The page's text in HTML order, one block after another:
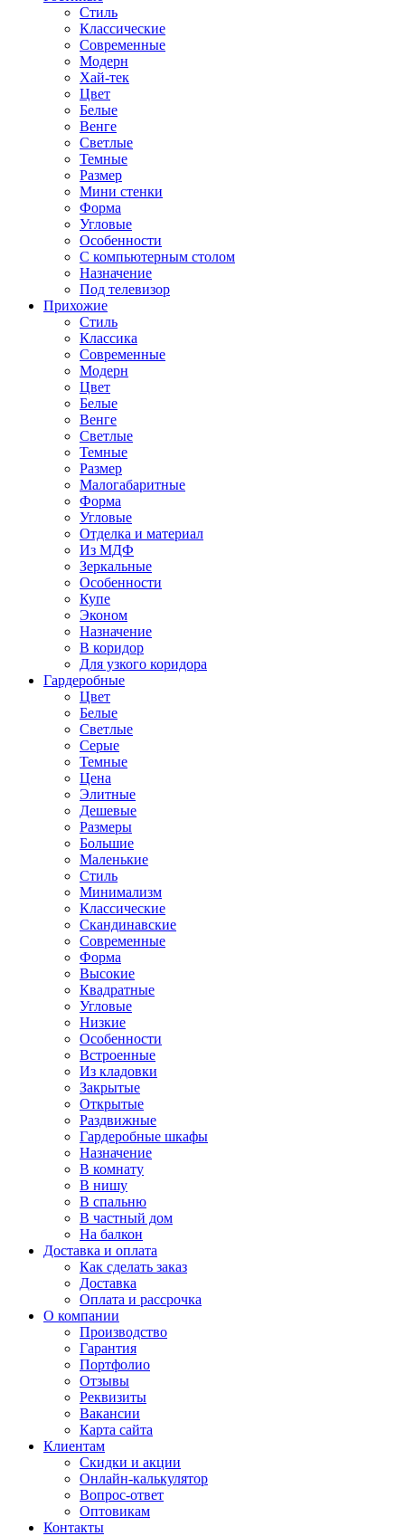
Стиль
Классические
Современные
Модерн
Хай-тек
Цвет
Белые
Венге
Светлые
Темные
Размер
Мини стенки
Форма
Угловые
Особенности
С компьютерным столом
Назначение
Под телевизор
Прихожие
Стиль
Классика
Современные
Модерн
Цвет
Белые
Венге
Светлые
Темные
Размер
Малогабаритные
Форма
Угловые
Отделка и материал
Из МДФ
Зеркальные
Особенности
Купе
Эконом
Назначение
В коридор
Для узкого коридора
Гардеробные
Цвет
Белые
Светлые
Серые
Темные
Цена
Элитные
Дешевые
Размеры
Большие
Маленькие
Стиль
Минимализм
Классические
Скандинавские
Современные
Форма
Высокие
Квадратные
Угловые
Низкие
Особенности
Встроенные
Из кладовки
Закрытые
Открытые
Раздвижные
Гардеробные шкафы
Назначение
В комнату
В нишу
В спальню
В частный дом
На балкон
Доставка и оплата
Как сделать заказ
Доставка
Оплата и рассрочка
О компании
Производство
Гарантия
Портфолио
Отзывы
Реквизиты
Вакансии
Карта сайта
Клиентам
Скидки и акции
Онлайн-калькулятор
Вопрос-ответ
Оптовикам
Контакты